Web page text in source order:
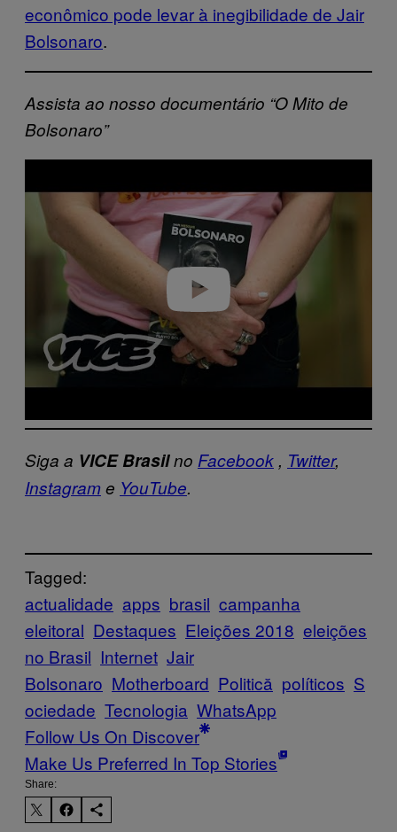
econômico pode levar à inegibilidade de Jair
Bolsonaro.
Assista ao nosso documentário “O Mito de
Bolsonaro”
a
Siga a VICE Brasilno Facebook, Twitter,
Instagrame YouTube.
Tagged:
actualidade apps brasil campanha
eleitoral Destaques Eleições 2018 eleições
no Brasil Internet Jair
Bolsonaro Motherboard Politică políticos S
ociedade Tecnologia WhatsApp
Follow Us On Discover
Make Us Preferred In Top Stories
Share: